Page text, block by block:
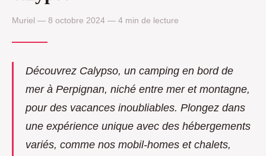
Muriel — 8 octobre 2024 — 4 min de lecture
Découvrez Calypso, un camping en bord de
mer à Perpignan, niché entre mer et montagne,
pour des vacances inoubliables. Plongez dans
une expérience unique avec des hébergements
variés, comme nos mobil-homes et chalets,